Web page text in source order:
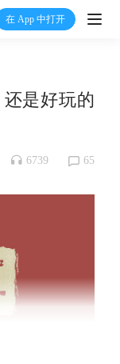
在 App 中打开
打
是好玩的
6739 65